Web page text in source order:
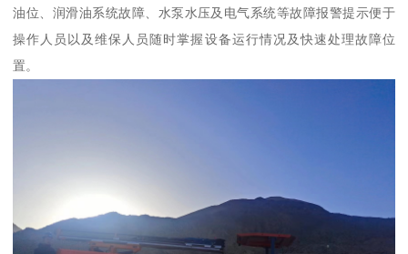
油位、润滑油系统故障、水泵水压及电气系统等故障报警提示便于
操作人员以及维保人员随时掌握设备运行情况及快速处理故障位
置。